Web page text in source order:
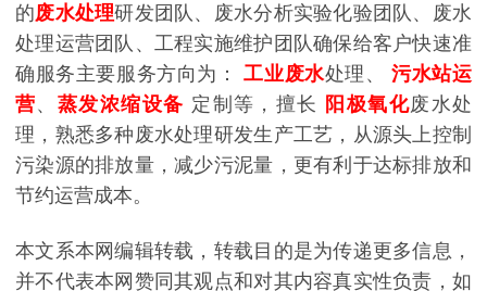
的废水处理研发团队、废水分析实验化验团队、废水
处理运营团队、工程实施维护团队确保给客户快速准
确服务主要服务方向为：工业废水处理、污水站运
营、 蒸发浓缩设备 定制等，擅长 阳极氧化废水处
理，熟悉多种废水处理研发生产工艺，从源头上控制
污染源的排放量，减少污泥量，更有利于达标排放和
节约运营成本。
本文系本网编辑转载，转载目的是为传递更多信息，
并不代表本网赞同其观点和对其内容真实性负责，如